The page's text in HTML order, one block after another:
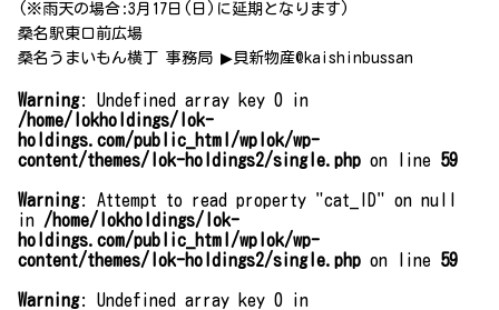
(※雨天の場合:3月17日(日)に延期となります)
桑名駅東口前広場
桑名うまいもん横丁 事務局 ▶︎貝新物産@kaishinbussan
Warning: Undefined array key 0 in
/home/lokholdings/lok-
holdings.com/public_html/wplok/wp-
content/themes/lok-holdings2/single.php on line 59
Warning: Attempt to read property "cat_ID" on null
in /home/lokholdings/lok-
holdings.com/public_html/wplok/wp-
content/themes/lok-holdings2/single.php on line 59
Warning: Undefined array key 0 in